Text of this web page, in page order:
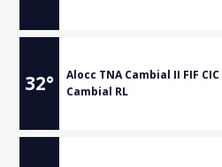
32°
Alocc TNA Cambial II FIF CIC
Cambial RL